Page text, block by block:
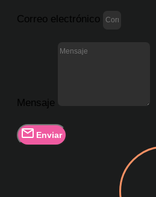
Correo electrónico
Mensaje
Enviar